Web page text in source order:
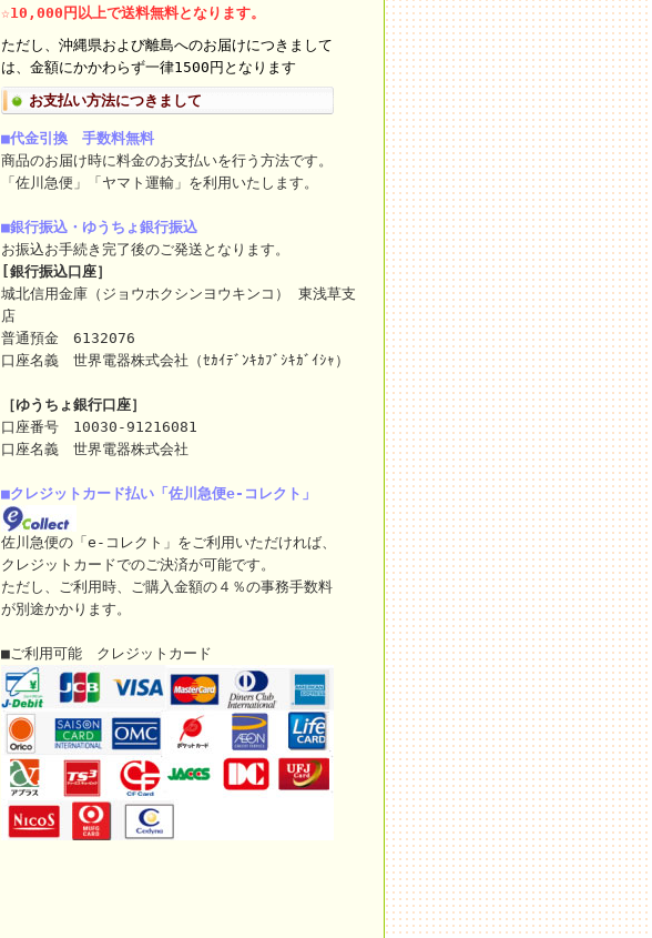
☆10,000円以上で送料無料となります。
ただし、沖縄県および離島へのお届けにつきまして
は、金額にかかわらず一律1500円となります
お支払い方法につきまして
■代金引換 手数料無料
商品のお届け時に料金のお支払いを行う方法です。
「佐川急便」「ヤマト運輸」を利用いたします。
■銀行振込・ゆうちょ銀行振込
お振込お手続き完了後のご発送となります。
[銀行振込口座］
城北信用金庫（ジョウホクシンヨウキンコ） 東浅草支
店
普通預金 6132076
口座名義 世界電器株式会社（ｾｶｲﾃﾞﾝｷｶﾌﾞｼｷｶﾞｲｼｬ）
［ゆうちょ銀行口座］
口座番号 10030-91216081
口座名義 世界電器株式会社
■クレジットカード払い「佐川急便e-コレクト」
佐川急便の「e-コレクト」をご利用いただければ、
クレジットカードでのご決済が可能です。
ただし、ご利用時、ご購入金額の４％の事務手数料
が別途かかります。
■ご利用可能 クレジットカード